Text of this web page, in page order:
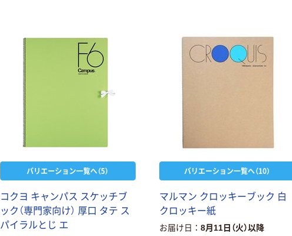
バリエーション一覧へ（5）
コクヨ キャンパス スケッチブ
ック（専門家向け） 厚口 タテ ス
パイラルとじ エ
バリエーション一覧へ（10）
マルマン クロッキーブック 白
クロッキー紙
お届け日 8月11日（火）以降